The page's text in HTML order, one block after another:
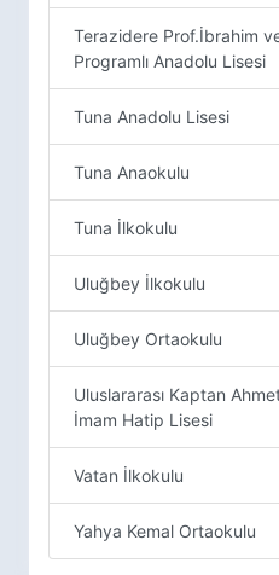
Terazidere Prof.İbrahim
Programlı Anadolu Lisesi
Tuna Anadolu Lisesi
Tuna Anaokulu
Tuna İlkokulu
Uluğbey İlkokulu
Uluğbey Ortaokulu
Uluslararası Kaptan
İmam Hatip Lisesi
Vatan İlkokulu
Yahya Kemal Ortaokulu